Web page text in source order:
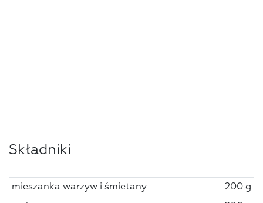
Składniki
mieszanka warzyw i śmietany 200 g